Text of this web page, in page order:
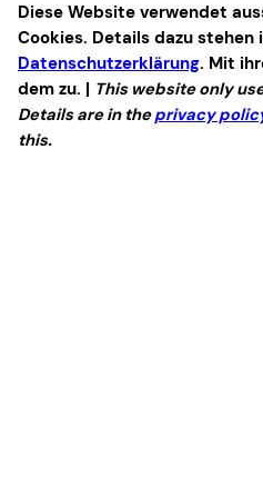
Diese Website verwendet
Cookies. Details dazu stehen
Datenschutzerklärung. Mit
dem zu. | This website only
Details are in theprivacy
this.